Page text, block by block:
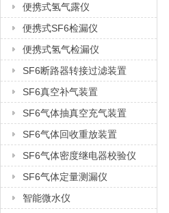
检漏仪
便携式氢气露仪
便携式SF6检漏仪
便携式氢气检漏仪
SF6断路器转接过滤装置
SF6真空补气装置
SF6气体抽真空充气装置
SF6气体回收重放装置
SF6气体密度继电器校验仪
SF6气体定量测漏仪
智能微水仪